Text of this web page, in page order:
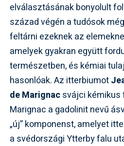
elválasztásának bonyolult
század végén a tudósok
feltárni ezeknek az
amelyek gyakran együtt
természetben, és kémiai
hasonlóak. Az itterbiumot
de Marignacsvájci kémikus
Marignac a gadolinit nevű
„új” komponenst, amelyet
a svédországi Ytterby falu